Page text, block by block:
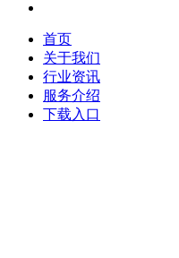
首页
关于我们
行业资讯
服务介绍
下载入口